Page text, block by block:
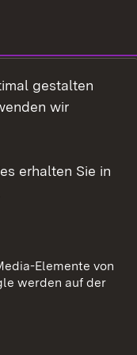
gestalten
wir
erhalten Sie in
Elemente von
werden auf der